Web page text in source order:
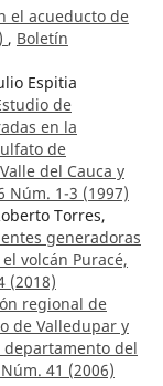
el acueducto de
, Boletín
Espitia
de
en la
de
del Cauca y
Núm. 1-3 (1997)
Torres,
generadoras
volcán Puracé,
(2018)
regional de
de Valledupar y
departamento del
41 (2006)